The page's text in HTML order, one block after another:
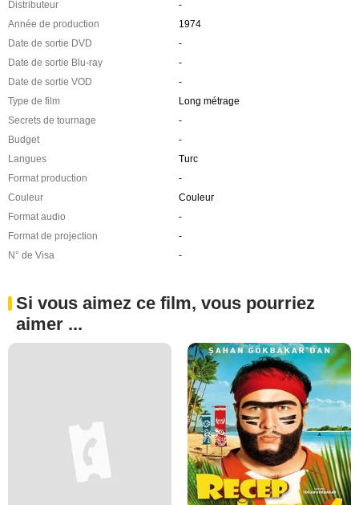
Distributeur
-
Année de production
1974
Date de sortie DVD
-
Date de sortie Blu-ray
-
Date de sortie VOD
-
Type de film
Long métrage
Secrets de tournage
-
Budget
-
Langues
Turc
Format production
-
Couleur
Couleur
Format audio
-
Format de projection
-
N° de Visa
-
Si vous aimez ce film, vous pourriez
aimer ...